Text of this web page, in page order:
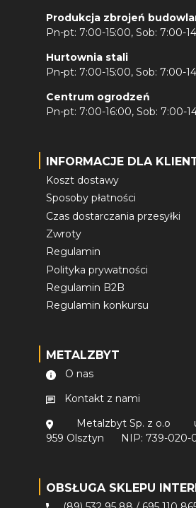
Produkcja zbrojeń
Pn-pt: 7:00-15:00, Sob: 7:00-
Hurtownia stali
Pn-pt: 7:00-15:00, Sob: 7:00-
Centrum ogrodzeń
Pn-pt: 7:00-16:00, Sob: 7:00-
INFORMACJE DLA
Koszt dostawy
Sposoby płatności
Czas dostarczania przesyłki
Zwroty
Regulamin
Polityka prywatności
Regulamin B2B
Regulamin konkursu
METALZBYT
O nas
Kontakt z nami
Metalzbyt Sp. z o.o
959 Olsztyn
NIP: 739-020-
OBSŁUGA SKLEPU